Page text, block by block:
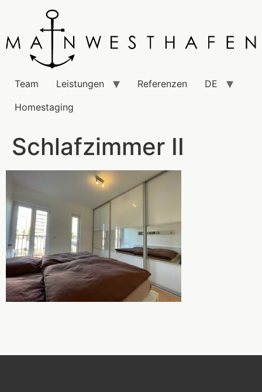
Team Leistungen Referenzen
DE
Homestaging
Schlafzimmer II